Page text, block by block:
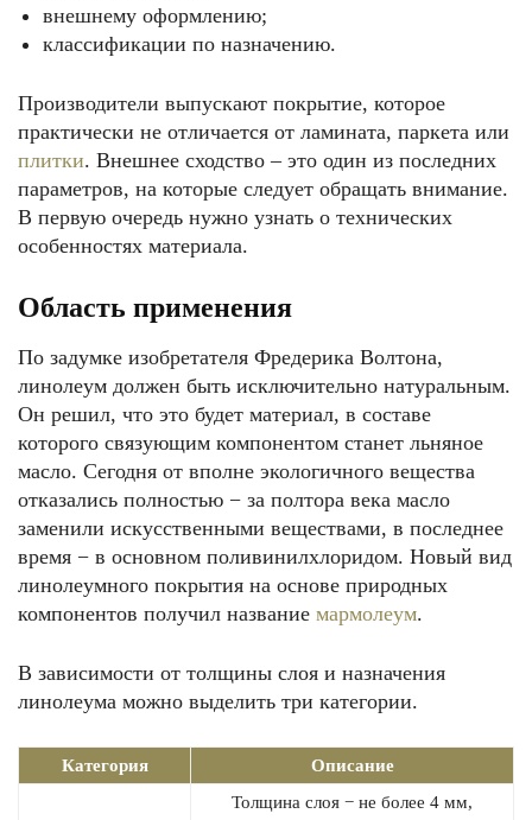
внешнему оформлению;
классификации по назначению.
Производители выпускают покрытие, которое
практически не отличается от ламината, паркета или
плитки. Внешнее сходство – это один из последних
параметров, на которые следует обращать внимание.
В первую очередь нужно узнать о технических
особенностях материала.
Область применения
По задумке изобретателя Фредерика Волтона,
линолеум должен быть исключительно натуральным.
Он решил, что это будет материал, в составе
которого связующим компонентом станет льняное
масло. Сегодня от вполне экологичного вещества
отказались полностью − за полтора века масло
заменили искусственными веществами, в последнее
время − в основном поливинилхлоридом. Новый вид
линолеумного покрытия на основе природных
компонентов получил название мармолеум.
В зависимости от толщины слоя и назначения
линолеума можно выделить три категории.
Категория Описание
Толщина слоя − не более 4 мм,